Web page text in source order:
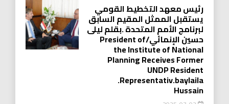
رئيس معهد التخطيط القومي
يستقبل الممثل المقيم السابق
لبرنامج الأمم المتحدة .بقلم ليلى
حسين الإنمائي/President of
the Institute of National
Planning Receives Former
UNDP Resident
.Representativ.baylaila
Hussain